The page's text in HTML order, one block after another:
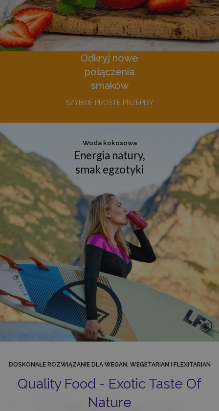
Odkryj nowe
połączenia
smaków
SZYBKIE PROSTE PRZEPISY
Woda kokosowa
Energia natury,
smak egzotyki
DOSKONAŁE ROZWIĄZANIE DLA WEGAN, WEGETARIAN I FLEXITARIAN
Quality Food - Exotic Taste Of
Nature